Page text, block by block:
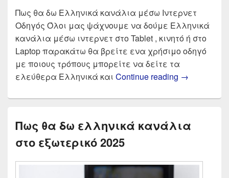
Πως θα δω Ελληνικά κανάλια μέσω Ιντερνετ
Οδηγός Όλοι μας ψάχνουμε να δούμε Ελληνικά
κανάλια μέσω ιντερνετ στο Tablet , κινητό ή στο
Laptop παρακάτω θα βρείτε ενα χρήσιμο οδηγό
με ποιους τρόπους μπορείτε να δείτε τα
ελεύθερα Ελληνικά και Continue reading Πως θα δω
→
Πως θα δω ελληνικά κανάλια
στο εξωτερικό 2025